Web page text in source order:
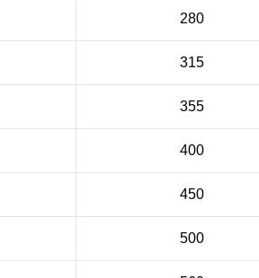
280
315
355
400
450
500